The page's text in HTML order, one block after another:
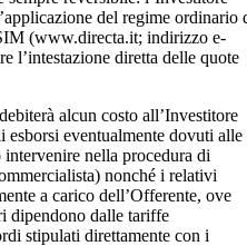
del regime ordinario
(www.directa.it; indirizzo e-
l’intestazione diretta delle quote
alcun costo all’Investitore
esborsi eventualmente dovuti alle
nella procedura di
nonché i relativi
a carico dell’Offerente, ove
dipendono dalle tariffe
stipulati direttamente con i